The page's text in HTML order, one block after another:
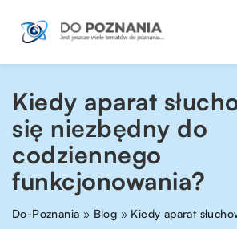
Kiedy aparat
się niezbędny do
codziennego
funkcjonowania?
Do-Poznania » Blog » Kiedy aparat